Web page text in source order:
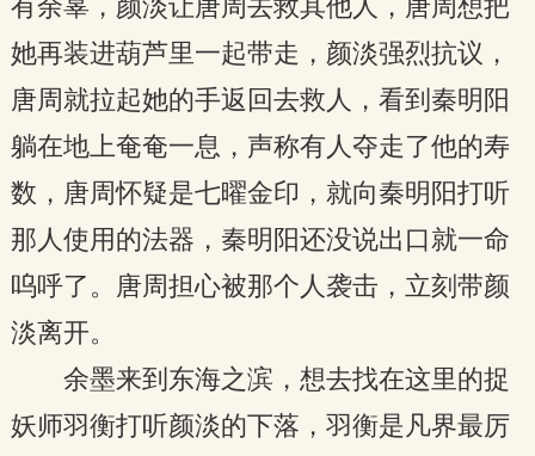
有余辜，颜淡让唐周去救其他人，唐周想把
她再装进葫芦里一起带走，颜淡强烈抗议，
唐周就拉起她的手返回去救人，看到秦明阳
躺在地上奄奄一息，声称有人夺走了他的寿
数，唐周怀疑是七曜金印，就向秦明阳打听
那人使用的法器，秦明阳还没说出口就一命
呜呼了。唐周担心被那个人袭击，立刻带颜
淡离开。
余墨来到东海之滨，想去找在这里的捉
妖师羽衡打听颜淡的下落，羽衡是凡界最厉